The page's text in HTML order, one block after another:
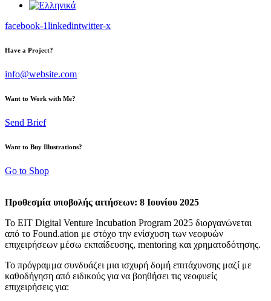
facebook-1linkedintwitter-x
Have a Project?
info@website.com
Want to Work with Me?
Send Brief
Want to Buy Illustrations?
Go to Shop
Προθεσμία υποβολής αιτήσεων: 8 Ιουνίου 2025
Το EIT Digital Venture Incubation Program 2025 διοργανώνεται
από το Found.ation με στόχο την ενίσχυση των νεοφυών
επιχειρήσεων μέσω εκπαίδευσης, mentoring και χρηματοδότησης.
Το πρόγραμμα συνδυάζει μια ισχυρή δομή επιτάχυνσης μαζί με
καθοδήγηση από ειδικούς για να βοηθήσει τις νεοφυείς
επιχειρήσεις για: